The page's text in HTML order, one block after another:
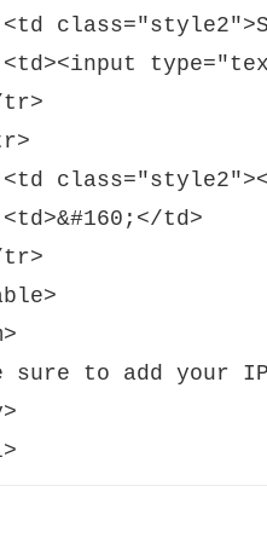
td>
sure to add your